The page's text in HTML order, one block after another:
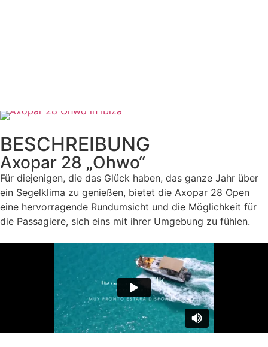
BESCHREIBUNG
Axopar 28 „Ohwo“
Für diejenigen, die das Glück haben, das ganze Jahr über
ein Segelklima zu genießen, bietet die Axopar 28 Open
eine hervorragende Rundumsicht und die Möglichkeit für
die Passagiere, sich eins mit ihrer Umgebung zu fühlen.